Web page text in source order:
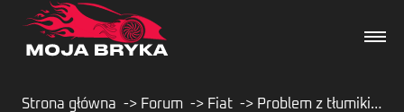
Strona główna Forum Fiat Problem z tłumikiem końcowym w Multipli